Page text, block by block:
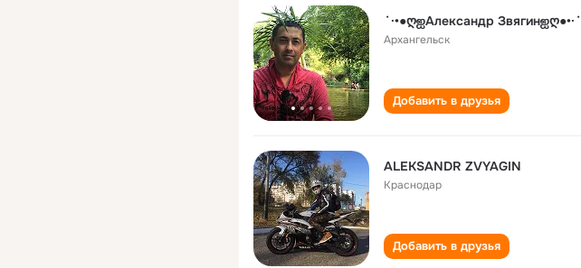
˙·•●ღஐАлександр Звягинஐღ●•·˙
Архангельск
Добавить в друзья
ALEKSANDR ZVYAGIN
Краснодар
Добавить в друзья